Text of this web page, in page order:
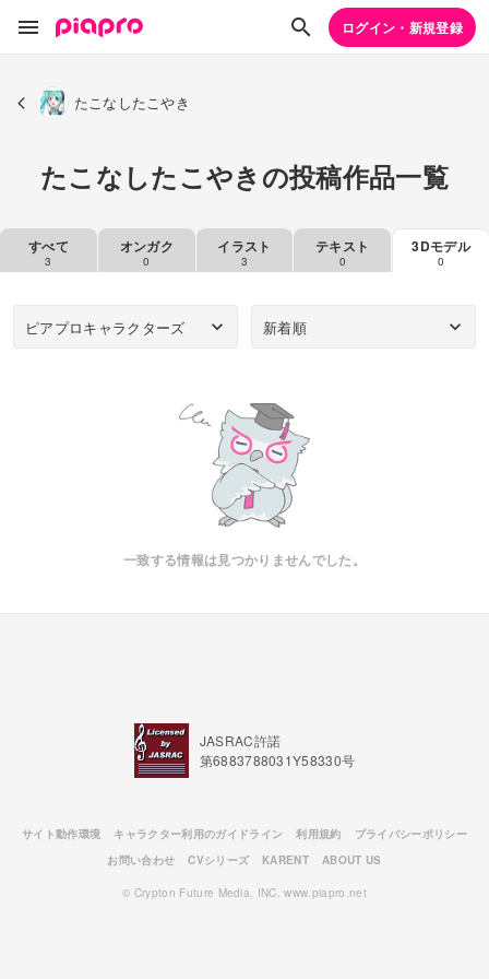
ログイン・新規登録
たこなしたこやき
たこなしたこやきの投稿作品一覧
すべて
3
オンガク
0
イラスト
3
テキスト
0
3Dモデル
0
ピアプロキャラクターズ 新着順
一致する情報は見つかりませんでした。
JASRAC許諾
第6883788031Y58330号
サイト動作環境 キャラクター利用のガイドライン 利用規約
プライバシーポリシー
お問い合わせ
CVシリーズ KARENT ABOUT US
© Crypton Future Media, INC. www.piapro.net